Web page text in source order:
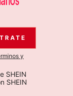
y
SHEIN
SHEIN